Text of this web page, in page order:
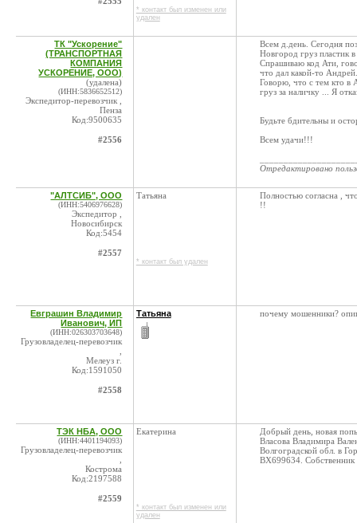
* контакт был изменен или
удален
ТК "Ускорение"
(ТРАНСПОРТНАЯ
КОМПАНИЯ
УСКОРЕНИЕ, ООО)
(удалена)
(ИНН:5836652512)
Экспедитор-перевозчик ,
Пенза
Код:9500635
#2556
Всем д.день. Сегодня
Новгород груз пластик
Спрашиваю код Ати,
что дал какой-то
Говорю, что с тем кто в
груз за наличку ... Я
Будьте бдительны и
Всем удачи!!!
Отредактировано
"АЛТСИБ", ООО
(ИНН:5406976628)
Экспедитор ,
Новосибирск
Код:5454
#2557
Татьяна
* контакт был удален
Полностью согласна ,
!!
Евграшин Владимир
Иванович, ИП
(ИНН:026303703648)
Грузовладелец-перевозчик
Мелеуз г.
Код:1591050
#2558
Татьяна почему мошенники?
ТЭК НБА, ООО
(ИНН:4401194093)
Грузовладелец-перевозчик
Кострома
Код:2197588
#2559
Екатерина
* контакт был изменен или
удален
Добрый день, новая
Власова Владимира
Волгоградской обл. в
ВХ699634.